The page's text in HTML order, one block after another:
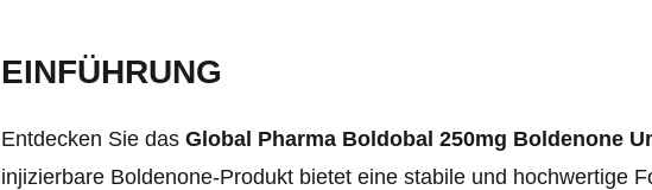
EINFÜHRUNG
Entdecken Sie dasGlobal Pharma Boldobal 250mg Boldenone
injizierbare Boldenone-Produkt bietet eine stabile und hochwertige